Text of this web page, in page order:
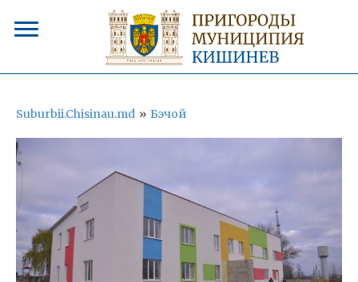
Suburbii.Chisinau.md » Бэчой